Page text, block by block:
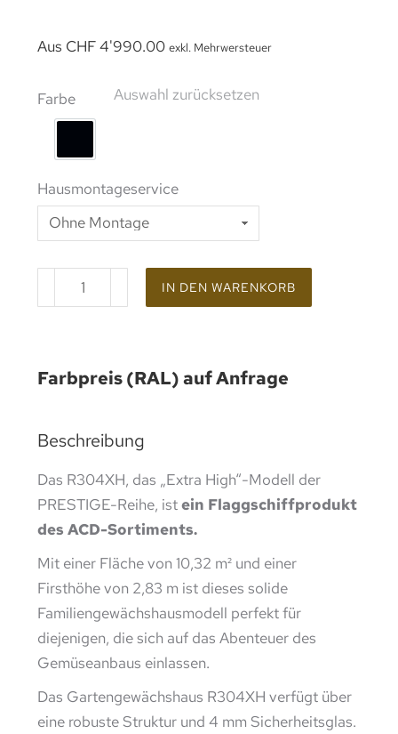
Aus CHF4'990.00 exkl. Mehrwersteuer
Farbe
Hausmontageservice
Auswahl zurücksetzen
IN DEN WARENKORB
Farbpreis (RAL) auf Anfrage
Beschreibung
Das R304XH, das „Extra High“-Modell der
PRESTIGE-Reihe, istein Flaggschiffprodukt
des ACD-Sortiments.
Mit einer Fläche von 10,32 m² und einer
Firsthöhe von 2,83 m ist dieses solide
Familiengewächshausmodell perfekt für
diejenigen, die sich auf das Abenteuer des
Gemüseanbaus einlassen.
Das Gartengewächshaus R304XH verfügt über
eine robuste Struktur und 4 mm Sicherheitsglas.